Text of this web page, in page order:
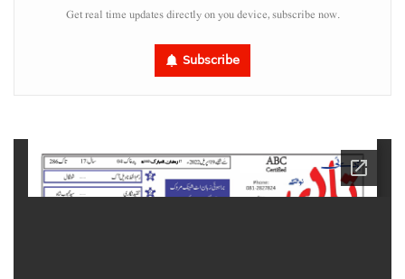
Get real time updates directly on you device, subscribe now.
Subscribe